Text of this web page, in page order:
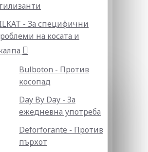
- За специфични
на косата и
Bulboton - Против
косопад
Day By Day - За
ежедневна употреба
Deforforante - Против
пърхот